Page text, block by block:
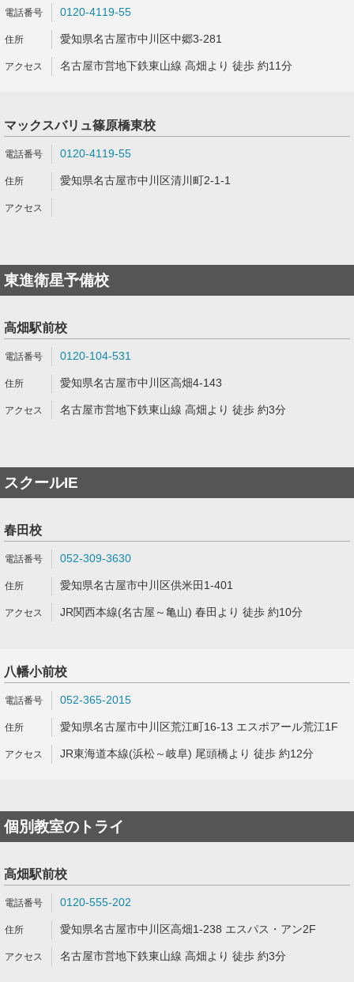
0120-4119-55
愛知県名古屋市中川区中郷3-281
名古屋市営地下鉄東山線 高畑より 徒歩 約11分
マックスバリュ篠原橋東校
0120-4119-55
愛知県名古屋市中川区清川町2-1-1
東進衛星予備校
高畑駅前校
0120-104-531
愛知県名古屋市中川区高畑4-143
名古屋市営地下鉄東山線 高畑より 徒歩 約3分
スクールIE
春田校
052-309-3630
愛知県名古屋市中川区供米田1-401
JR関西本線(名古屋～亀山) 春田より 徒歩 約10分
八幡小前校
052-365-2015
愛知県名古屋市中川区荒江町16-13 エスポアール荒江1F
JR東海道本線(浜松～岐阜) 尾頭橋より 徒歩 約12分
個別教室のトライ
高畑駅前校
0120-555-202
愛知県名古屋市中川区高畑1-238 エスパス・アン2F
名古屋市営地下鉄東山線 高畑より 徒歩 約3分